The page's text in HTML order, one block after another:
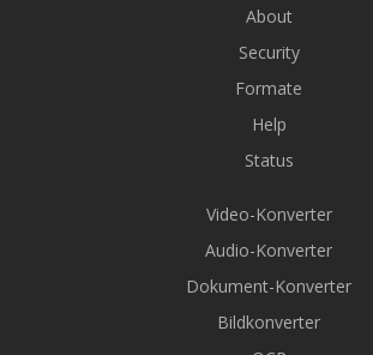
About
Security
Formate
Help
Status
Video-Konverter
Audio-Konverter
Dokument-Konverter
Bildkonverter